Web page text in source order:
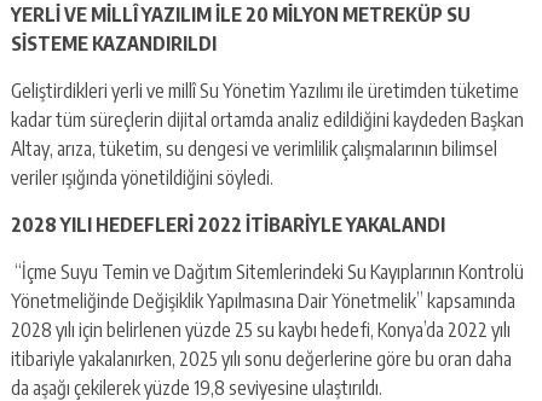
YERLİ VE MİLLÎ YAZILIM İLE 20 MİLYON METREKÜP SU
SİSTEME KAZANDIRILDI
Geliştirdikleri yerli ve millî Su Yönetim Yazılımı ile üretimden tüketime
kadar tüm süreçlerin dijital ortamda analiz edildiğini kaydeden Başkan
Altay, arıza, tüketim, su dengesi ve verimlilik çalışmalarının bilimsel
veriler ışığında yönetildiğini söyledi.
2028 YILI HEDEFLERİ 2022 İTİBARİYLE YAKALANDI
“İçme Suyu Temin ve Dağıtım Sitemlerindeki Su Kayıplarının Kontrolü
Yönetmeliğinde Değişiklik Yapılmasına Dair Yönetmelik” kapsamında
2028 yılı için belirlenen yüzde 25 su kaybı hedefi, Konya’da 2022 yılı
itibariyle yakalanırken, 2025 yılı sonu değerlerine göre bu oran daha
da aşağı çekilerek yüzde 19,8 seviyesine ulaştırıldı.